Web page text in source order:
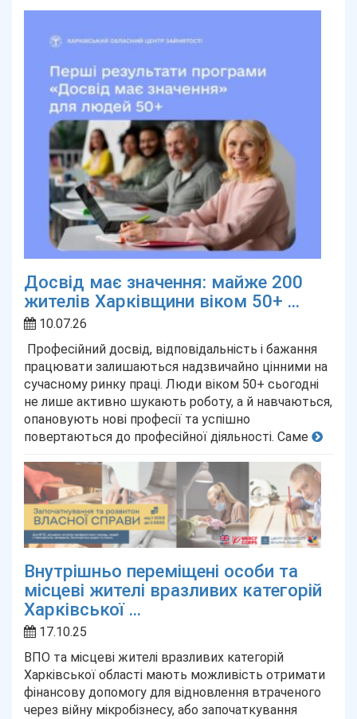
Досвід має значення: майже 200
жителів Харківщини віком 50+ ...
10.07.26
Професійний досвід, відповідальність і бажання
працювати залишаються надзвичайно цінними на
сучасному ринку праці. Люди віком 50+ сьогодні
не лише активно шукають роботу, а й навчаються,
опановують нові професії та успішно
повертаються до професійної діяльності. Саме
Внутрішньо переміщені особи та
місцеві жителі вразливих категорій
Харківської ...
17.10.25
ВПО та місцеві жителі вразливих категорій
Харківської області мають можливість отримати
фінансову допомогу для відновлення втраченого
через війну мікробізнесу, або започаткування